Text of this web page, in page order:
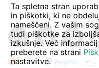
Ta spletna stran
in piškotki, ki ne
nameščeni. Z vašim
tudi piškotke za
izkušnje. Več
preberete na strani
nastavitve.